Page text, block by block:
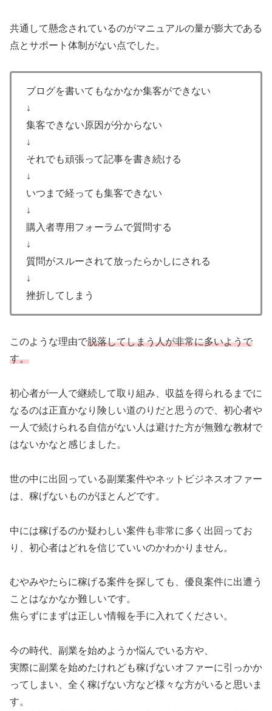
共通して懸念されているのがマニュアルの量が膨大である
点とサポート体制がない点でした。
ブログを書いてもなかなか集客ができない
↓
集客できない原因が分からない
↓
それでも頑張って記事を書き続ける
↓
いつまで経っても集客できない
↓
購入者専用フォーラムで質問する
↓
質問がスルーされて放ったらかしにされる
↓
挫折してしまう
このような理由で脱落してしまう人が非常に多いようで
す。
初心者が一人で継続して取り組み、収益を得られるまでに
なるのは正直かなり険しい道のりだと思うので、初心者や
一人で続けられる自信がない人は避けた方が無難な教材で
はないかなと感じました。
世の中に出回っている副業案件やネットビジネスオファー
は、稼げないものがほとんどです。
中には稼げるのか疑わしい案件も非常に多く出回ってお
り、初心者はどれを信じていいのかわかりません。
むやみやたらに稼げる案件を探しても、優良案件に出遭う
ことはなかなか難しいです。
焦らずにまずは正しい情報を手に入れてください。
今の時代、副業を始めようか悩んでいる方や、
実際に副業を始めたけれども稼げないオファーに引っかか
ってしまい、全く稼げない方など様々な方がいると思いま
す。